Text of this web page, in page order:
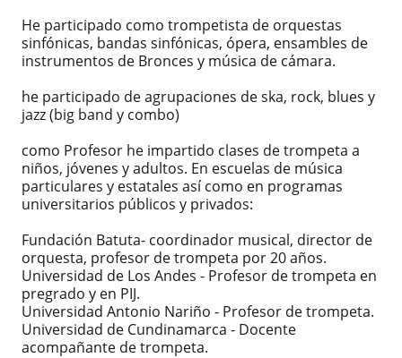
He participado como trompetista de orquestas
sinfónicas, bandas sinfónicas, ópera, ensambles de
instrumentos de Bronces y música de cámara.
he participado de agrupaciones de ska, rock, blues y
jazz (big band y combo)
como Profesor he impartido clases de trompeta a
niños, jóvenes y adultos. En escuelas de música
particulares y estatales así como en programas
universitarios públicos y privados:
Fundación Batuta- coordinador musical, director de
orquesta, profesor de trompeta por 20 años.
Universidad de Los Andes - Profesor de trompeta en
pregrado y en PIJ.
Universidad Antonio Nariño - Profesor de trompeta.
Universidad de Cundinamarca - Docente
acompañante de trompeta.